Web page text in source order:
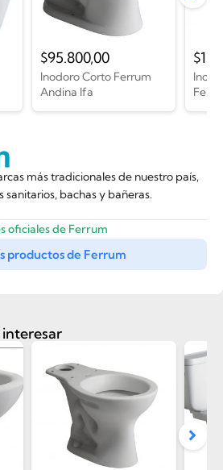
más tradicionales de nuestro país,
bachas y bañeras.
oficiales de Ferrum
productos de Ferrum
Inodoro Corto Ferrum
Andina Ifa
$95.800,00 $